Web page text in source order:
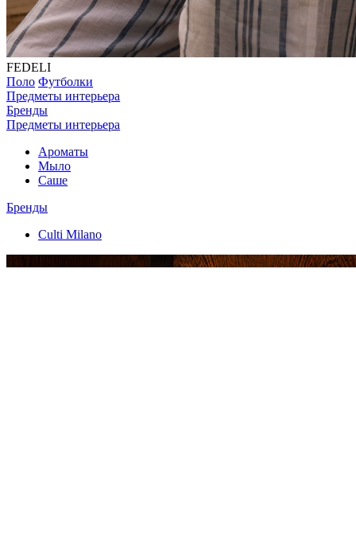
FEDELI
Поло Футболки
Предметы интерьера
Бренды
Предметы интерьера
Ароматы
Мыло
Саше
Бренды
Culti Milano